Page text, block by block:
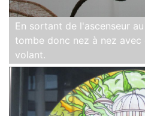
En sortant de l'ascenseur
tombe donc nez à nez avec
volant.